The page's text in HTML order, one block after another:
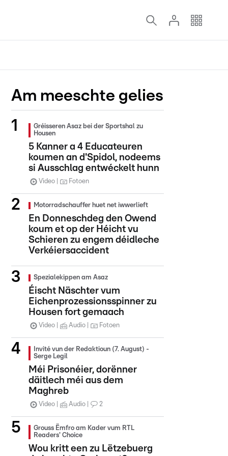
Am meeschte gelies
Gréisseren Asaz bei der Sportshal zu
Housen
5 Kanner a 4 Educateuren
koumen an d'Spidol, nodeems
si Ausschlag entwéckelt hunn
Video Fotoen
Motorradschauffer huet net iwwerlieft
En Donneschdeg den Owend
koum et op der Héicht vu
Schieren zu engem déidleche
Verkéiersaccident
Spezialekippen am Asaz
Éischt Näschter vum
Eichenprozessionsspinner zu
Housen fort gemaach
Video Audio Fotoen
Invité vun der Redaktioun (7. August) -
Serge Legil
Méi Prisonéier, dorënner
däitlech méi aus dem
Maghreb
Video Audio 2
Grouss Ëmfro am Kader vum RTL
Readers' Choice
Wou kritt een zu Lëtzebuerg